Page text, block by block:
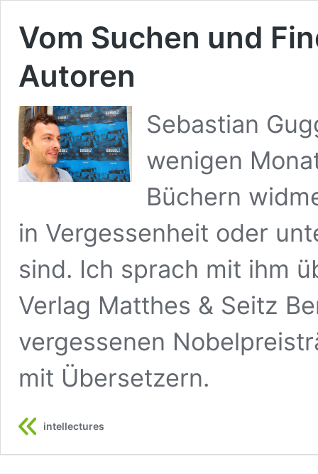
Vom Suchen und
Autoren
Sebastian
wenigen
Büchern
in Vergessenheit oder
sind. Ich sprach mit ihm
Verlag Matthes & Seitz
vergessenen
mit Übersetzern.
intellectures